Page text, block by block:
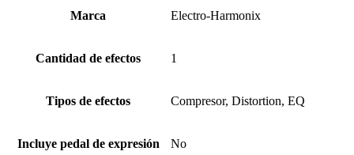
Marca Electro-Harmonix
Cantidad de efectos 1
Tipos de efectos Compresor, Distortion, EQ
Incluye pedal de expresión No